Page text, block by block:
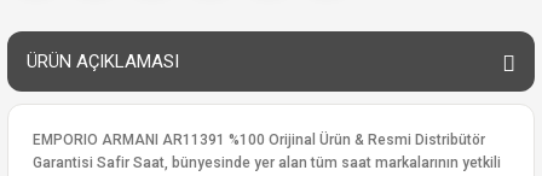
ÜRÜN AÇIKLAMASI
EMPORIO ARMANI AR11391 %100 Orijinal Ürün & Resmi Distribütör
Garantisi Safir Saat, bünyesinde yer alan tüm saat markalarının yetkili